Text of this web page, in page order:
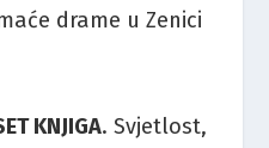
drame u Zenici
KNJIGA. Svjetlost,